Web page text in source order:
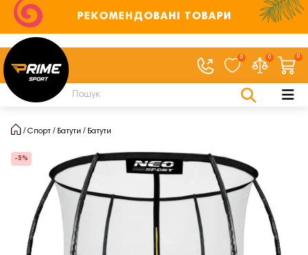
РЕКОМЕНДОВАНІ ТОВАРИ
0 0 0
Спорт Батути Батути
-5%